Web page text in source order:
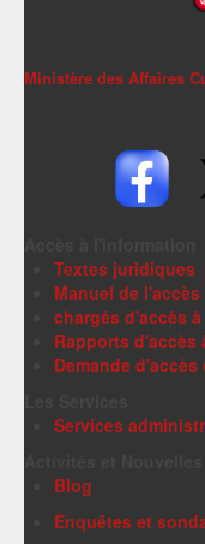
Ministère des Affaires
Textes juridiques
Manuel de l'accès
chargés d'accès
Rapports d'accès
Demande
Services
Blog
Enquêtes et